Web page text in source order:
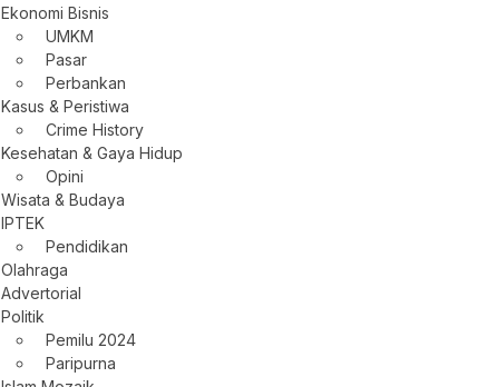
Ekonomi Bisnis
UMKM
Pasar
Perbankan
Kasus & Peristiwa
Crime History
Kesehatan & Gaya Hidup
Opini
Wisata & Budaya
IPTEK
Pendidikan
Olahraga
Advertorial
Politik
Pemilu 2024
Paripurna